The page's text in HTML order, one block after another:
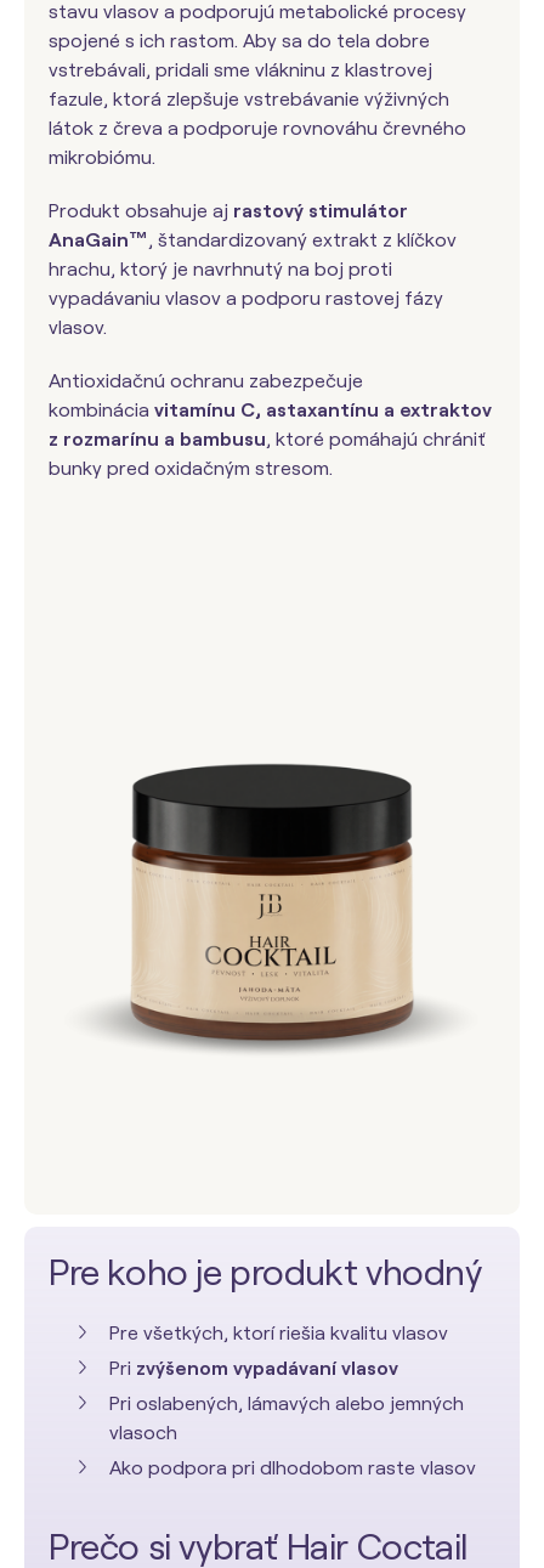
stavu vlasov a podporujú metabolické procesy
spojené s ich rastom. Aby sa do tela dobre
vstrebávali, pridali sme vlákninu z klastrovej
fazule, ktorá zlepšuje vstrebávanie výživných
látok z čreva a podporuje rovnováhu črevného
mikrobiómu.
Produkt obsahuje aj rastový stimulátor
AnaGain™ , štandardizovaný extrakt z klíčkov
hrachu, ktorý je navrhnutý na boj proti
vypadávaniu vlasov a podporu rastovej fázy
vlasov.
Antioxidačnú ochranu zabezpečuje
kombinácia vitamínu C, astaxantínu a extraktov
z rozmarínu a bambusu, ktoré pomáhajú chrániť
bunky pred oxidačným stresom.
Pre koho je produkt vhodný
Pre všetkých, ktorí riešia kvalitu vlasov
Pri zvýšenom vypadávaní vlasov
Pri oslabených, lámavých alebo jemných
vlasoch
Ako podpora pri dlhodobom raste vlasov
Prečo si vybrať Hair Coctail